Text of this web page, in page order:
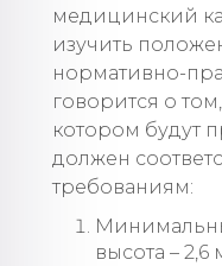
медицинский
изучить
нормативно-
говорится о
котором будут
должен
требованиям:
высота – 2,6